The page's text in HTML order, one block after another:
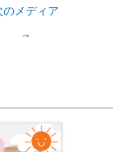
のメディア
→